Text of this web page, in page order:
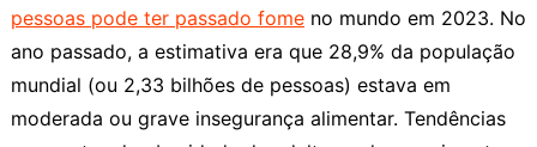
pessoas pode ter passado fomeno mundo em 2023. No
ano passado, a estimativa era que 28,9% da população
mundial (ou 2,33 bilhões de pessoas) estava em
moderada ou grave insegurança alimentar. Tendências